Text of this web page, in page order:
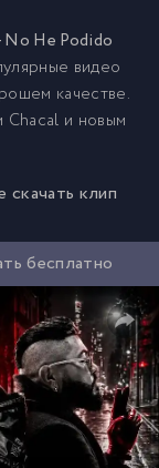
No He Podido
видео
качестве.
Chacal и новым
скачать клип
бесплатно